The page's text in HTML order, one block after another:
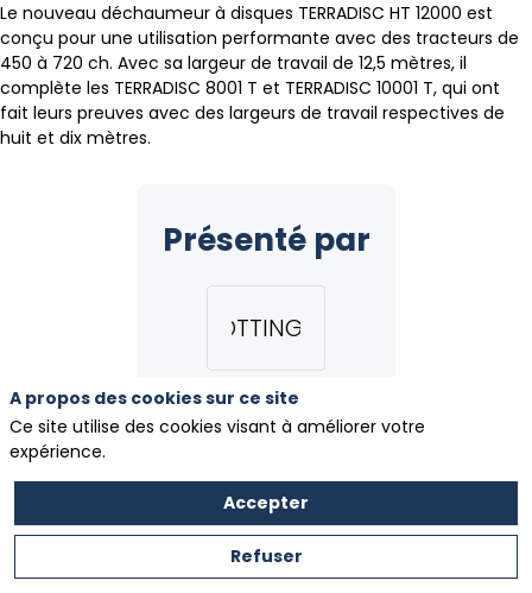
Le nouveau déchaumeur à disques TERRADISC HT 12000 est
conçu pour une utilisation performante avec des tracteurs de
450 à 720 ch. Avec sa largeur de travail de 12,5 mètres, il
complète les TERRADISC 8001 T et TERRADISC 10001 T, qui ont
fait leurs preuves avec des largeurs de travail respectives de
huit et dix mètres.
Présenté par
PÖTTINGER
A propos des cookies sur ce site
Ce site utilise des cookies visant à améliorer votre
expérience.
Accepter
Refuser